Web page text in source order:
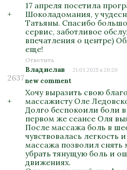
+
17 апреля посетила
Шоколадомания, у
Татьяны. Спасибо
сервис, заботливое
впечатления о центре)
еще!
Ответить
2637
+
Владислав 21.03.2025 в 20:20
new comment
Хочу выразить свою
массажисту Оле
Долго беспокоили боли
первом же сеансе Оля
После массажа боль в
чувствовалась легкость
массажа позволил
убрать тянущую боль и
движениях.